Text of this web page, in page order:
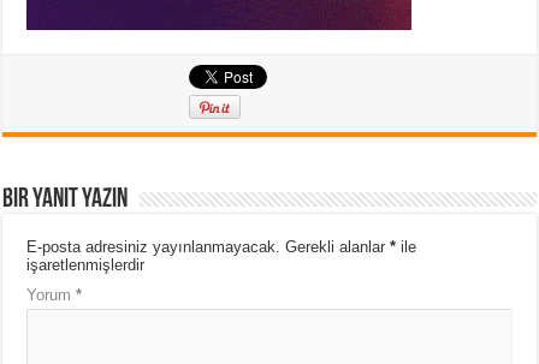
Bir yanıt yazın
E-posta adresiniz yayınlanmayacak. Gerekli alanlar* ile
işaretlenmişlerdir
Yorum*